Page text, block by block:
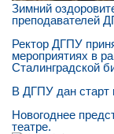
Зимний
преподавателей
Ректор ДГПУ
мероприятиях в
Сталинградской
В ДГПУ дан старт
Новогоднее
театре.